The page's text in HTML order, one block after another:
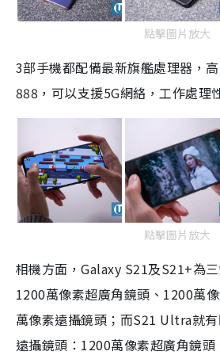
點擊圖片放大
3部手機都配備最新旗艦處理器，
888，可以支援5G網絡，工作處理
點擊圖片放大
相機方面，Galaxy S21及S21+為
1200萬像素超廣角鏡頭、1200萬
萬像素遠攝鏡頭；而S21 Ultra就
遠攝鏡頭：1200萬像素超廣角鏡